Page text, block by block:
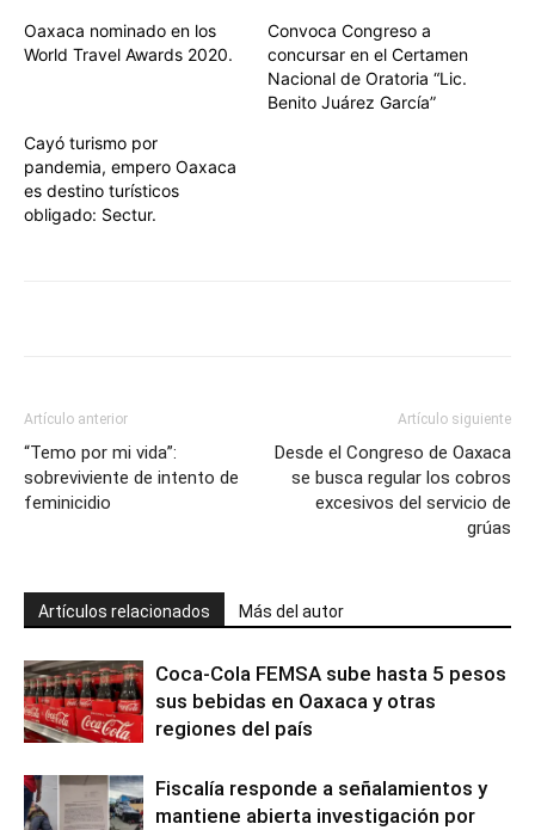
Oaxaca nominado en los
World Travel Awards 2020.
Convoca Congreso a
concursar en el Certamen
Nacional de Oratoria “Lic.
Benito Juárez García”
Cayó turismo por
pandemia, empero Oaxaca
es destino turísticos
obligado: Sectur.
Artículo anterior
“Temo por mi vida”:
sobreviviente de intento de
feminicidio
Artículo siguiente
Desde el Congreso de Oaxaca
se busca regular los cobros
excesivos del servicio de
grúas
Artículos relacionados Más del autor
Coca-Cola FEMSA sube hasta 5 pesos
sus bebidas en Oaxaca y otras
regiones del país
Fiscalía responde a señalamientos y
mantiene abierta investigación por